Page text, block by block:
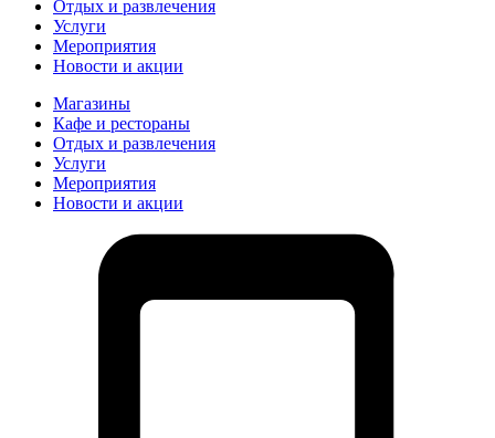
Отдых и развлечения
Услуги
Мероприятия
Новости и акции
Магазины
Кафе и рестораны
Отдых и развлечения
Услуги
Мероприятия
Новости и акции